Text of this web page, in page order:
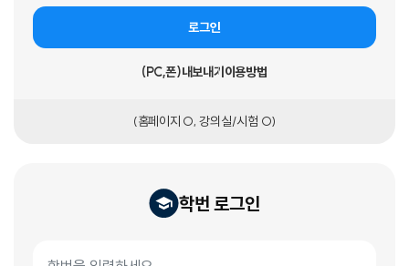
로그인
(PC,폰)내보내기이용방법
(홈페이지 O, 강의실/시험 O)
학번 로그인